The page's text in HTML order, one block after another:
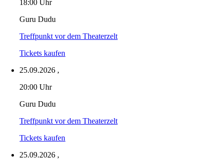
18:00 Uhr
Guru Dudu
Treffpunkt vor dem Theaterzelt
Tickets kaufen
25.09.2026 ,
20:00 Uhr
Guru Dudu
Treffpunkt vor dem Theaterzelt
Tickets kaufen
25.09.2026 ,